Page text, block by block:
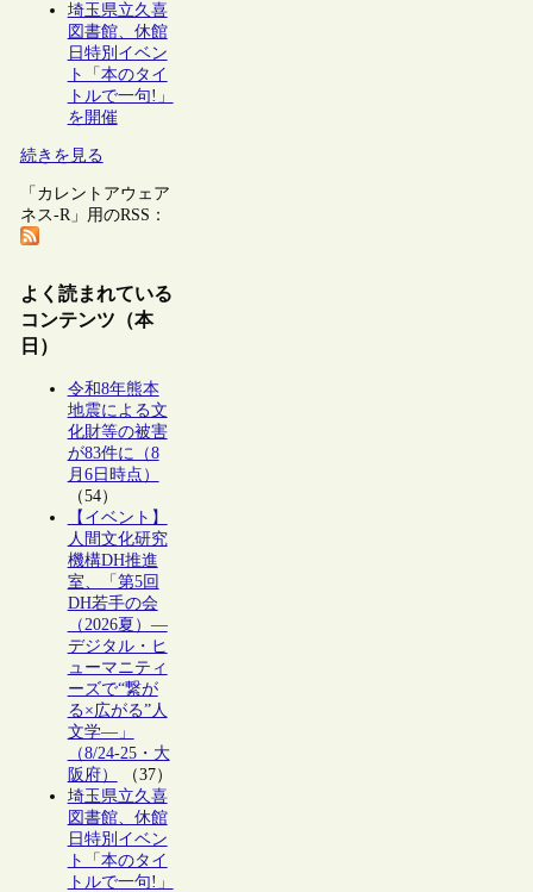
埼玉県立久喜
図書館、休館
日特別イベン
ト「本のタイ
トルで一句!」
を開催
続きを見る
「カレントアウェア
ネス-R」用のRSS：
よく読まれている
コンテンツ（本
日）
令和8年熊本
地震による文
化財等の被害
が83件に（8
月6日時点）
（54）
【イベント】
人間文化研究
機構DH推進
室、「第5回
DH若手の会
（2026夏）―
デジタル・ヒ
ューマニティ
ーズで“繋が
る×広がる”人
文学―」
（8/24-25・大
阪府）
（37）
埼玉県立久喜
図書館、休館
日特別イベン
ト「本のタイ
トルで一句!」